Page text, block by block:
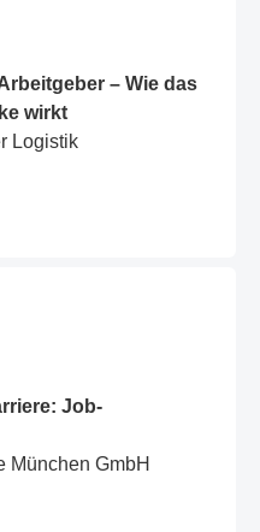
– Wie das
wirkt
Logistik
Job-
München GmbH